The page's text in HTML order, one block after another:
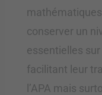
conserver un
essentielles sur
facilitant leur
l’APA mais